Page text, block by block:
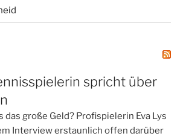
spricht über
das große Geld? Profispielerin Eva Lys
Interview erstaunlich offen darüber